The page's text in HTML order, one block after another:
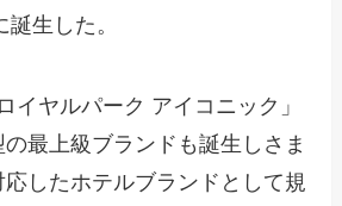
誕生した。
イヤルパーク アイコニック」
最上級ブランドも誕生しさま
したホテルブランドとして規